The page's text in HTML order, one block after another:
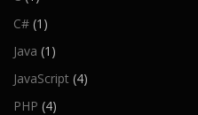
C# (1)
Java (1)
JavaScript (4)
PHP (4)